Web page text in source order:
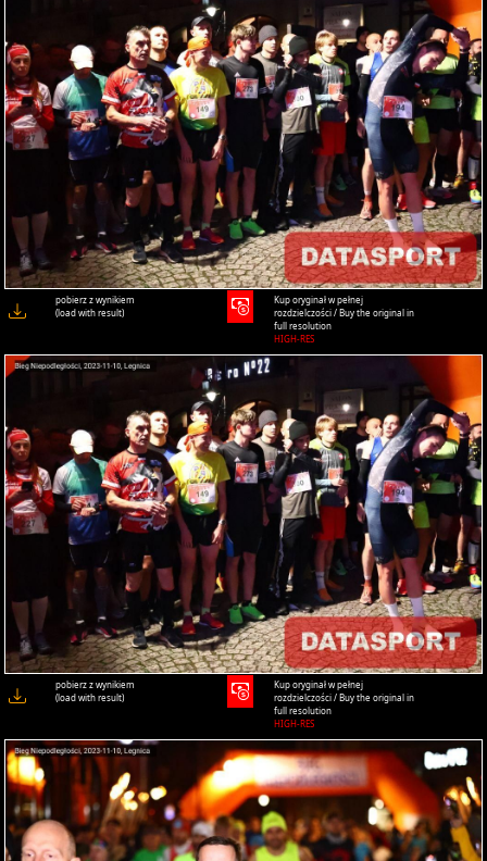
pobierz z wynikiem
(load with result)
Kup oryginał w pełnej
rozdzielczości / Buy the original in
full resolution
HIGH-RES
pobierz z wynikiem
(load with result)
Kup oryginał w pełnej
rozdzielczości / Buy the original in
full resolution
HIGH-RES